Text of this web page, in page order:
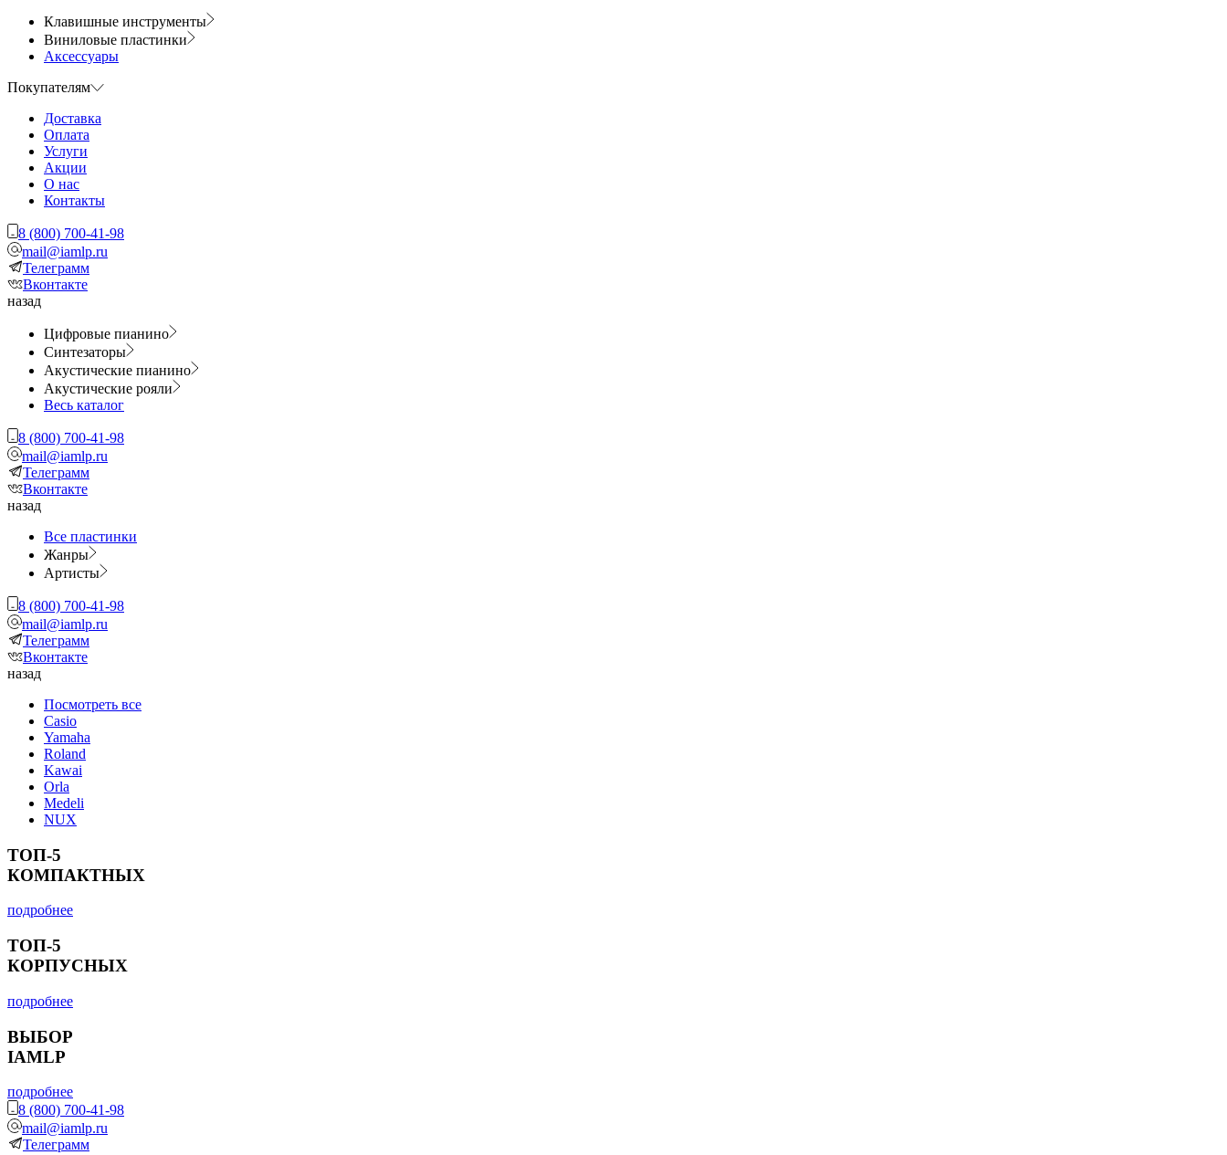
Клавишные инструменты
Виниловые пластинки
Аксессуары
Покупателям
Доставка
Оплата
Услуги
Акции
О нас
Контакты
8 (800) 700-41-98
mail@iamlp.ru
Телеграмм
Вконтакте
назад
Цифровые пианино
Синтезаторы
Акустические пианино
Акустические рояли
Весь каталог
8 (800) 700-41-98
mail@iamlp.ru
Телеграмм
Вконтакте
назад
Все пластинки
Жанры
Артисты
8 (800) 700-41-98
mail@iamlp.ru
Телеграмм
Вконтакте
назад
Посмотреть все
Casio
Yamaha
Roland
Kawai
Orla
Medeli
NUX
ТОП-5
КОМПАКТНЫХ
подробнее
ТОП-5
КОРПУСНЫХ
подробнее
ВЫБОР
IAMLP
подробнее
8 (800) 700-41-98
mail@iamlp.ru
Телеграмм